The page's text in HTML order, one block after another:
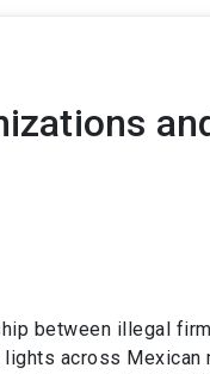
between illegal
across